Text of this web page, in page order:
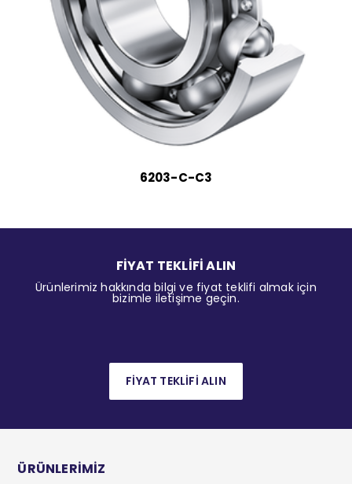
6203-C-C3
FİYAT TEKLİFİ ALIN
Ürünlerimiz hakkında bilgi ve fiyat teklifi almak için
bizimle iletişime geçin.
FİYAT TEKLİFİ ALIN
ÜRÜNLERİMİZ